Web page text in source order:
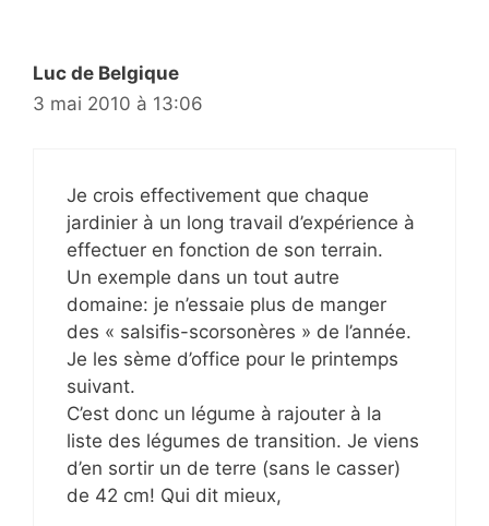
Luc de Belgique
3 mai 2010 à 13:06
Je crois effectivement que chaque
jardinier à un long travail d’expérience à
effectuer en fonction de son terrain.
Un exemple dans un tout autre
domaine: je n’essaie plus de manger
des « salsifis-scorsonères » de l’année.
Je les sème d’office pour le printemps
suivant.
C’est donc un légume à rajouter à la
liste des légumes de transition. Je viens
d’en sortir un de terre (sans le casser)
de 42 cm! Qui dit mieux,